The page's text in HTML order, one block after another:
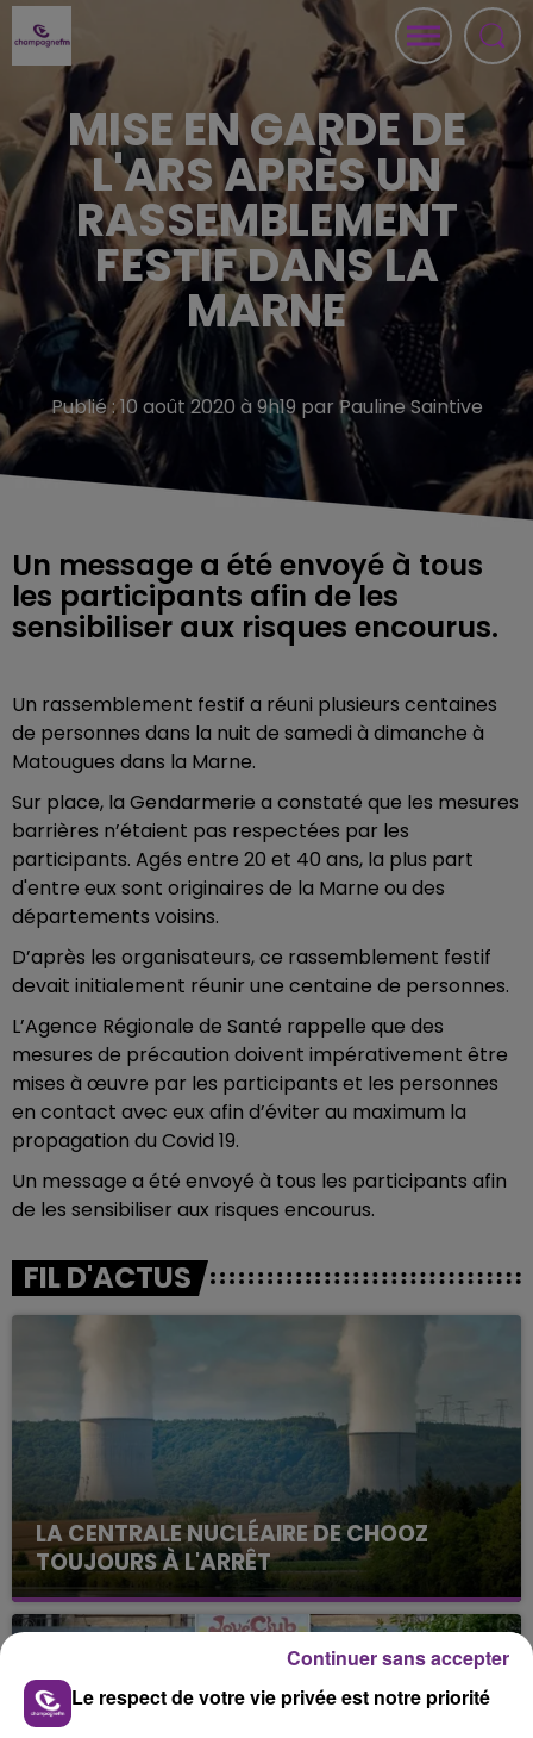
MISE EN GARDE DE
L'ARS APRÈS UN
RASSEMBLEMENT
FESTIF DANS LA
MARNE
Publié : 10 août 2020 à 9h19 par Pauline Saintive
Un message a été envoyé à tous
les participants afin de les
sensibiliser aux risques encourus.
Un rassemblement festif a réuni plusieurs centaines
de personnes dans la nuit de samedi à dimanche à
Matougues dans la Marne.
Sur place, la Gendarmerie a constaté que les mesures
barrières n’étaient pas respectées par les
participants. Agés entre 20 et 40 ans, la plus part
d'entre eux sont originaires de la Marne ou des
départements voisins.
D’après les organisateurs, ce rassemblement festif
devait initialement réunir une centaine de personnes.
L’Agence Régionale de Santé rappelle que des
mesures de précaution doivent impérativement être
mises à œuvre par les participants et les personnes
en contact avec eux afin d’éviter au maximum la
propagation du Covid 19.
Un message a été envoyé à tous les participants afin
de les sensibiliser aux risques encourus.
FIL D'ACTUS
LA CENTRALE NUCLÉAIRE DE CHOOZ
TOUJOURS À L'ARRÊT
Cela fait déjà une semaine que la centrale
nucléaire ardennaise est à l'arrêt. Une situation
justifiée par la sécheresse intense qui est toujours
présente.
Le respect de votre vie privée est notre priorité
Continuer sans accepter